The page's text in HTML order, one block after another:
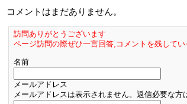
コメントはまだありません。
訪問ありがとうございます
ページ訪問の際ぜひ一言回答,コメントを残して
名前
メールアドレス
メールアドレスは表示されません。返信必要な方